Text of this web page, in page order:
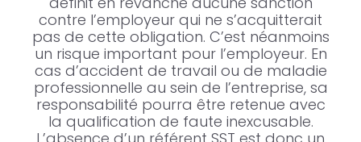
contre l’employeur qui ne s’acquitterait
pas de cette obligation. C’est néanmoins
un risque important pour l’employeur. En
cas d’accident de travail ou de maladie
professionnelle au sein de l’entreprise, sa
responsabilité pourra être retenue avec
la qualification de faute inexcusable.